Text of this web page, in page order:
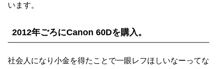
います。
2012年ごろにCanon 60Dを購入。
社会人になり小金を得たことで一眼レフほしいなーってな